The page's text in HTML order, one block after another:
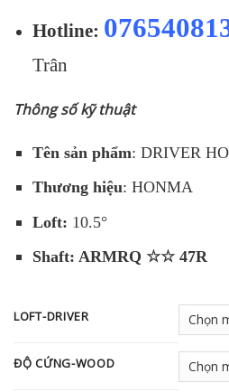
Hotline:
Trân
Thông số kỹ thuật
Tên sản phẩm: DRIVER
Thương hiệu: HONMA
Loft: 10.5°
Shaft: ARMRQ ☆☆ 47R
LOFT-DRIVER
ĐỘ CỨNG-WOOD